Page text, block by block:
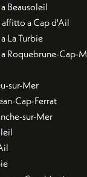
Beausoleil
a Cap d'Ail
La Turbie
Roquebrune-Cap-
sur-Mer
Cap-Ferrat
sur-Mer